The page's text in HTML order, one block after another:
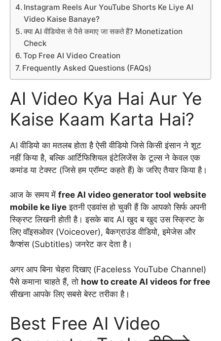
Instagram Reels Aur YouTube Shorts Ke Liye AI
Video Kaise Banaye?
क्या AI वीडियोस से पैसे कमाए जा सकते हैं? Monetization
Check
Top Free AI Video Creation
Frequently Asked Questions (FAQs)
AI Video Kya Hai Aur Ye
Kaise Kaam Karta Hai?
AI वीडियो का मतलब होता है ऐसी वीडियो जिसे किसी इंसान ने शूट
नहीं किया है, बल्कि आर्टिफिशियल इंटेलिजेंस के टूल्स ने केवल एक
कमांड या टेक्स्ट (जिसे हम प्रॉम्प्ट कहते हैं) के जरिए तैयार किया है।
आज के समय में free AI video generator tool website
mobile ke liye इतनी एडवांस हो चुकी हैं कि आपको सिर्फ अपनी
स्क्रिप्ट लिखनी होती है। इसके बाद AI खुद ब खुद उस स्क्रिप्ट के
लिए वॉइसओवर (Voiceover), बैकग्राउंड वीडियो, इमेजेस और
कैप्शंस (Subtitles) जनरेट कर देता है।
अगर आप बिना चेहरा दिखाए (Faceless YouTube Channel)
पैसे कमाना चाहते हैं, तो how to create AI videos for free
सीखना आपके लिए सबसे बेस्ट तरीका है।
Best Free AI Video